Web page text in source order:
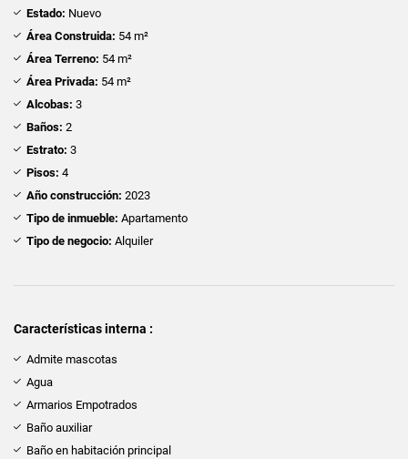
Estado: Nuevo
Área Construida: 54 m²
Área Terreno: 54 m²
Área Privada: 54 m²
Alcobas: 3
Baños: 2
Estrato: 3
Pisos: 4
Año construcción: 2023
Tipo de inmueble: Apartamento
Tipo de negocio: Alquiler
Características interna :
Admite mascotas
Agua
Armarios Empotrados
Baño auxiliar
Baño en habitación principal